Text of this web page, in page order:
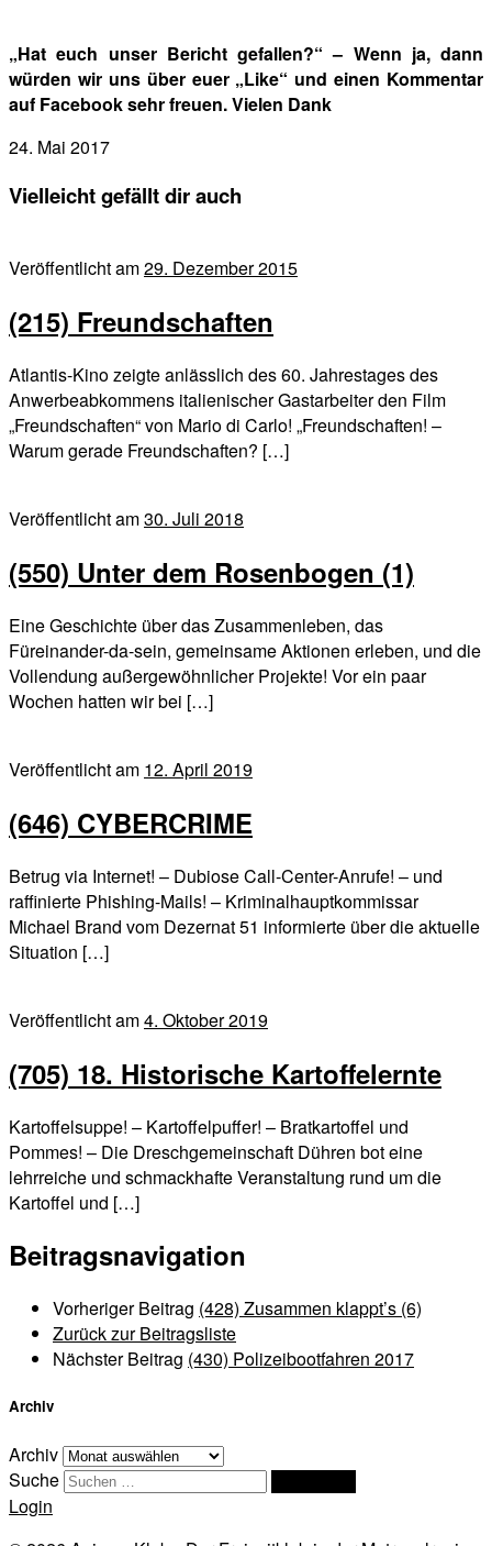
„Hat euch unser Bericht gefallen?“ – Wenn ja, dann
würden wir uns über euer „Like“ und einen Kommentar
auf Facebook sehr freuen. Vielen Dank
24. Mai 2017
Vielleicht gefällt dir auch
Veröffentlicht am29. Dezember 2015
(215) Freundschaften
Atlantis-Kino zeigte anlässlich des 60. Jahrestages des
Anwerbeabkommens italienischer Gastarbeiter den Film
„Freundschaften“ von Mario di Carlo! „Freundschaften! –
Warum gerade Freundschaften? […]
Veröffentlicht am30. Juli 2018
(550) Unter dem Rosenbogen (1)
Eine Geschichte über das Zusammenleben, das
Füreinander-da-sein, gemeinsame Aktionen erleben, und die
Vollendung außergewöhnlicher Projekte! Vor ein paar
Wochen hatten wir bei […]
Veröffentlicht am 12. April 2019
(646) CYBERCRIME
Betrug via Internet! – Dubiose Call-Center-Anrufe! – und
raffinierte Phishing-Mails! – Kriminalhauptkommissar
Michael Brand vom Dezernat 51 informierte über die aktuelle
Situation […]
Veröffentlicht am4. Oktober 2019
(705) 18. Historische Kartoffelernte
Kartoffelsuppe! – Kartoffelpuffer! – Bratkartoffel und
Pommes! – Die Dreschgemeinschaft Dühren bot eine
lehrreiche und schmackhafte Veranstaltung rund um die
Kartoffel und […]
Beitragsnavigation
Vorheriger Beitrag (428) Zusammen klappt’s (6)
Zurück zur Beitragsliste
Nächster Beitrag (430) Polizeibootfahren 2017
Archiv
Archiv
Suche
Login